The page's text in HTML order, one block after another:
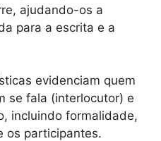
ajudando-os a
para a escrita e a
evidenciam quem
se fala (interlocutor) e
incluindo formalidade,
os participantes.